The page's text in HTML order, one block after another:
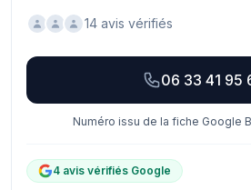
14 avis vérifiés
06 33 41 95
Numéro issu de la fiche Google
4 avis vérifiés Google